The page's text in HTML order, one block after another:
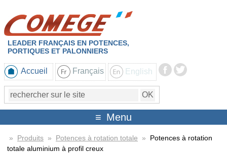
LEADER FRANÇAIS EN POTENCES,
PORTIQUES ET PALONNIERS
Accueil Français English
Menu
» Produits » Potences à rotation totale » Potences à rotation
totale aluminium à profil creux